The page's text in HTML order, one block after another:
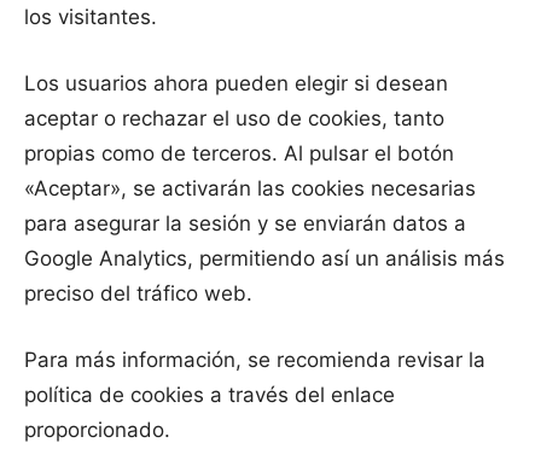
los visitantes.
Los usuarios ahora pueden elegir si desean
aceptar o rechazar el uso de cookies, tanto
propias como de terceros. Al pulsar el botón
«Aceptar», se activarán las cookies necesarias
para asegurar la sesión y se enviarán datos a
Google Analytics, permitiendo así un análisis más
preciso del tráfico web.
Para más información, se recomienda revisar la
política de cookies a través del enlace
proporcionado.